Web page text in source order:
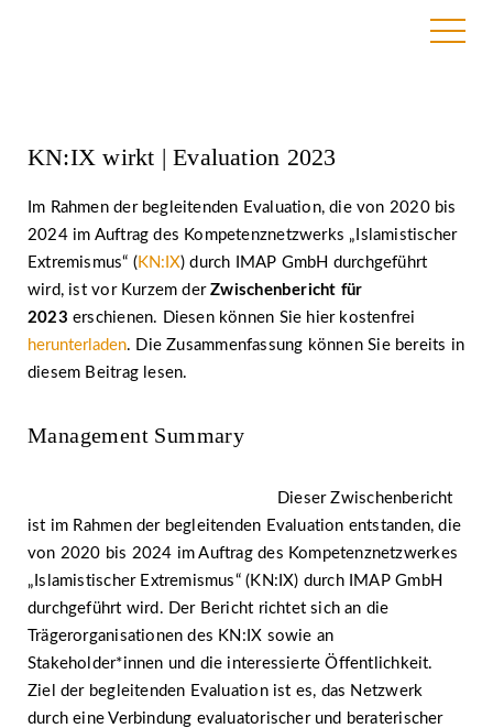
KN:IX wirkt | Evaluation 2023
Im Rahmen der begleitenden Evaluation, die von 2020 bis
2024 im Auftrag des Kompetenznetzwerks „Islamistischer
Extremismus“ ( KN:IX) durch IMAP GmbH durchgeführt
wird, ist vor Kurzem derZwischenbericht für
2023 erschienen. Diesen können Sie hier kostenfrei
herunterladen. Die Zusammenfassung können Sie bereits in
diesem Beitrag lesen.
Management Summary
Dieser Zwischenbericht
ist im Rahmen der begleitenden Evaluation entstanden, die
von 2020 bis 2024 im Auftrag des Kompetenznetzwerkes
„Islamistischer Extremismus“ (KN:IX) durch IMAP GmbH
durchgeführt wird. Der Bericht richtet sich an die
Trägerorganisationen des KN:IX sowie an
Stakeholder*innen und die interessierte Öffentlichkeit.
Ziel der begleitenden Evaluation ist es, das Netzwerk
durch eine Verbindung evaluatorischer und beraterischer